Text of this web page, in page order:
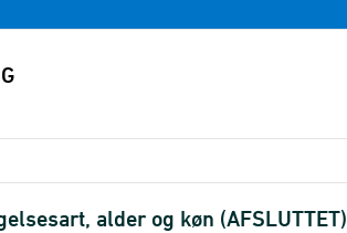
alder og køn (AFSLUTTET)